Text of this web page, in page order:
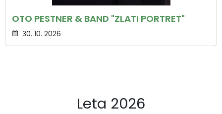
OTO PESTNER & BAND "ZLATI PORTRET"
30. 10. 2026
Leta 2026